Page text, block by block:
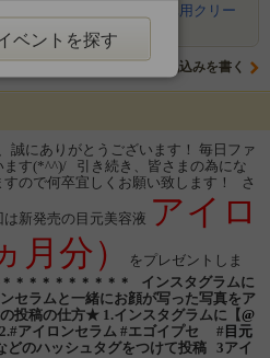
がある方に！新発売の目元用クリー
」私も、年齢肌…
意気込みを書く
誠にありがとうございます！ 毎日ファ
ます(*^^)/ 引き続き、皆さまの為にな
ので何卒宜しくお願い致します！ さ
新発売の目元美容液 アイロ
月分）
をプレゼントしま
＊＊＊＊＊＊＊＊＊＊
インスタグラムに
セラムと一緒にお顔が写った写真をア
投稿の仕方★ 1.インスタグラムに【@
2.#アイロンセラム #エゴイプセ # 目元
どのハッシュタグをつけて投稿 3アイ
ベントを探す